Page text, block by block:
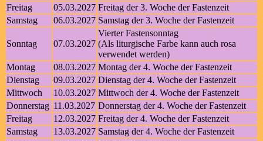
Freitag
05.03.2027 Freitag der 3. Woche der Fastenzeit
Samstag
06.03.2027 Samstag der 3. Woche der Fastenzeit
Sonntag 07.03.2027
Vierter Fastensonntag
(Als liturgische Farbe kann auch rosa
verwendet werden)
Montag
08.03.2027 Montag der 4. Woche der Fastenzeit
Dienstag
09.03.2027 Dienstag der 4. Woche der Fastenzeit
Mittwoch
10.03.2027 Mittwoch der 4. Woche der Fastenzeit
Donnerstag 11.03.2027 Donnerstag der 4. Woche der Fastenzeit
Freitag
12.03.2027 Freitag der 4. Woche der Fastenzeit
Samstag
13.03.2027 Samstag der 4. Woche der Fastenzeit